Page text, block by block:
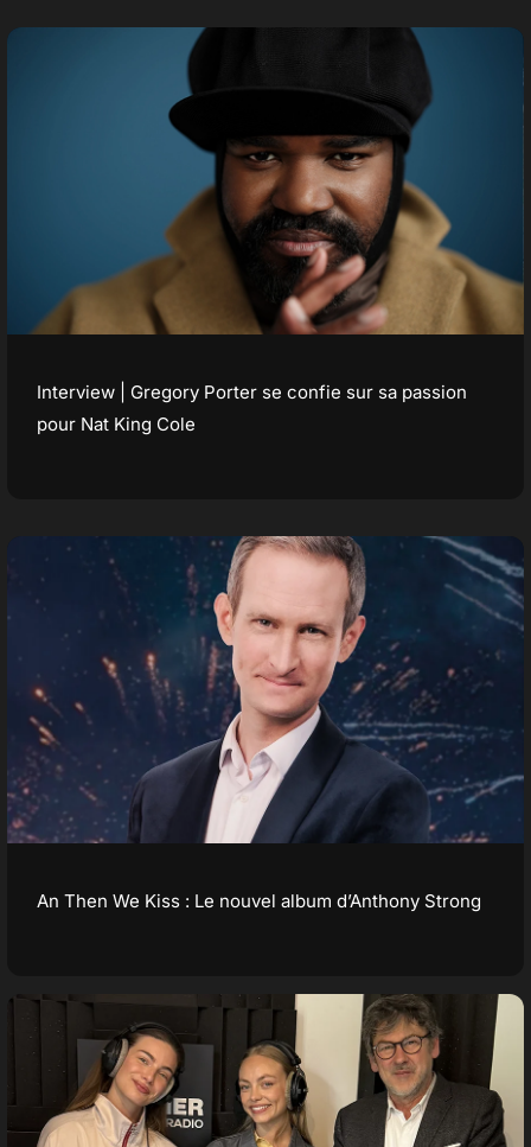
Interview | Gregory Porter se confie sur sa passion
pour Nat King Cole
An Then We Kiss : Le nouvel album d’Anthony Strong